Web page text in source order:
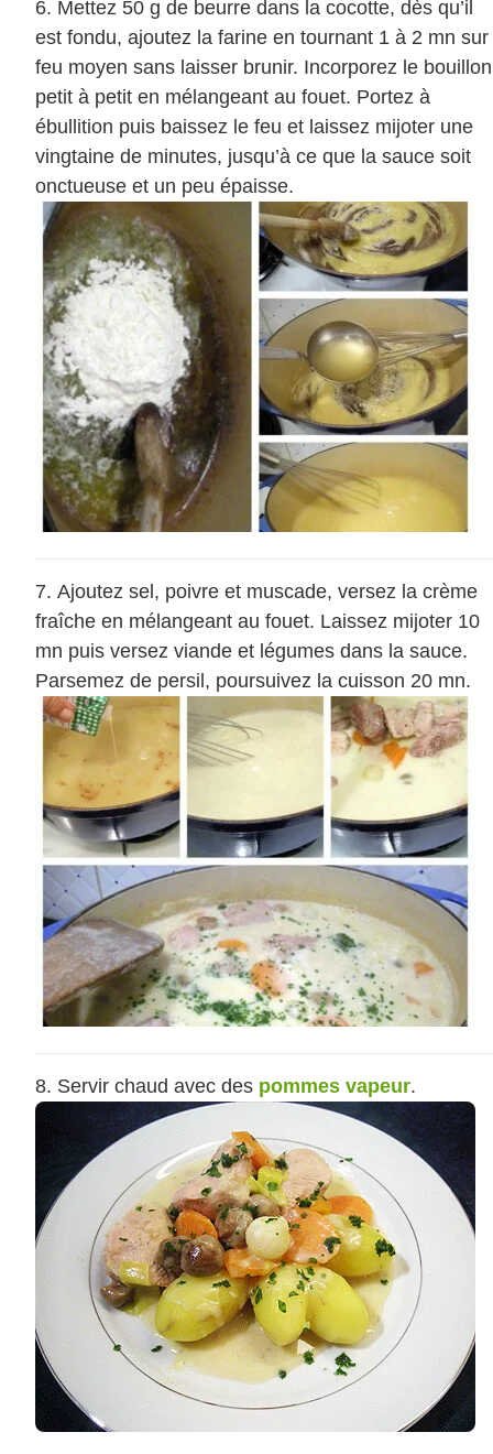
Mettez 50 g de beurre dans la cocotte, dès qu’il
est fondu, ajoutez la farine en tournant 1 à 2 mn sur
feu moyen sans laisser brunir. Incorporez le bouillon
petit à petit en mélangeant au fouet. Portez à
ébullition puis baissez le feu et laissez mijoter une
vingtaine de minutes, jusqu’à ce que la sauce soit
onctueuse et un peu épaisse.
Ajoutez sel, poivre et muscade, versez la crème
fraîche en mélangeant au fouet. Laissez mijoter 10
mn puis versez viande et légumes dans la sauce.
Parsemez de persil, poursuivez la cuisson 20 mn.
Servir chaud avec des pommes vapeur.